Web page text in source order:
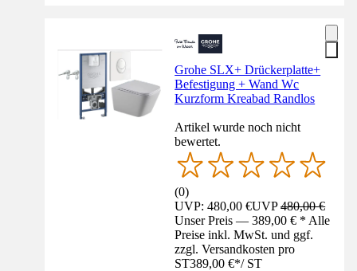
Grohe SLX+ Drückerplatte+
Befestigung + Wand Wc
Kurzform Kreabad Randlos
Artikel wurde noch nicht
bewertet.
(0)
UVP: 480,00 €UVP480,00 €
Unser Preis — 389,00 € * Alle
Preise inkl. MwSt. und ggf.
zzgl. Versandkosten pro
ST389,00 €*/ ST